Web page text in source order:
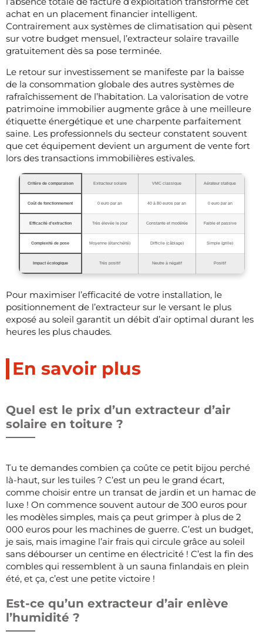
achat en un placement financier intelligent.
Contrairement aux systèmes de climatisation qui pèsent
sur votre budget mensuel, l’extracteur solaire travaille
gratuitement dès sa pose terminée.
Le retour sur investissement se manifeste par la baisse
de la consommation globale des autres systèmes de
rafraîchissement de l’habitation. La valorisation de votre
patrimoine immobilier augmente grâce à une meilleure
étiquette énergétique et une charpente parfaitement
saine. Les professionnels du secteur constatent souvent
que cet équipement devient un argument de vente fort
lors des transactions immobilières estivales.
Critère de comparaison Extracteur solaire VMC classique Aérateur statique
Coût de fonctionnement 0 euro par an 40 à 80 euros par an 0 euro par an
Efficacité d’extraction Très élevée le jour Constante et modérée Faible et passive
Complexité de pose Moyenne (étanchéité) Difficile (câblage) Simple (grille)
Impact écologique Très positif Neutre à négatif Positif
Pour maximiser l’efficacité de votre installation, le
positionnement de l’extracteur sur le versant le plus
exposé au soleil garantit un débit d’air optimal durant les
heures les plus chaudes.
En savoir plus
Quel est le prix d’un extracteur d’air
solaire en toiture ?
Tu te demandes combien ça coûte ce petit bijou perché
là-haut, sur les tuiles ? C’est un peu le grand écart,
comme choisir entre un transat de jardin et un hamac de
luxe ! On commence souvent autour de 300 euros pour
les modèles simples, mais ça peut grimper à plus de 2
000 euros pour les machines de guerre. C’est un budget,
je sais, mais imagine l’air frais qui circule grâce au soleil
sans débourser un centime en électricité ! C’est la fin des
combles qui ressemblent à un sauna finlandais en plein
été, et ça, c’est une petite victoire !
Est-ce qu’un extracteur d’air enlève
l’humidité ?